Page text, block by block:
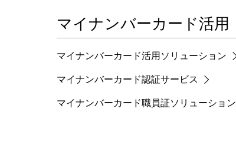
マイナンバーカード活用
マイナンバーカード活用ソリューション
マイナンバーカード認証サービス
マイナンバーカード職員証ソリューション